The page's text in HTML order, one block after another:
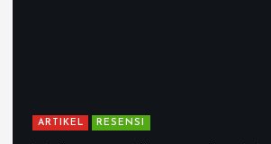
ARTIKEL RESENSI